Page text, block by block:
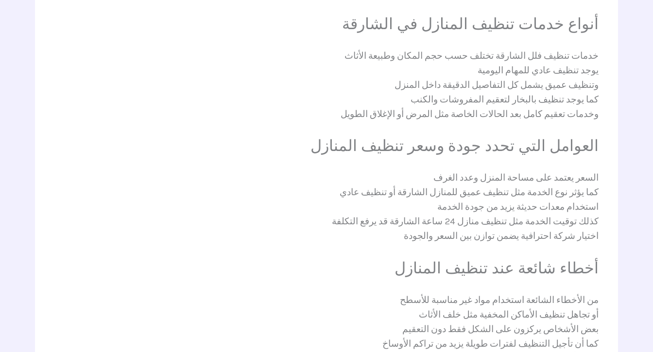
أنواع خدمات تنظيف المنازل في الشارقة
خدمات تنظيف فلل الشارقة تختلف حسب حجم المكان وطبيعة الأثاث
يوجد تنظيف عادي للمهام اليومية
وتنظيف عميق يشمل كل التفاصيل الدقيقة داخل المنزل
كما يوجد تنظيف بالبخار لتعقيم المفروشات والكنب
وخدمات تعقيم كامل بعد الحالات الخاصة مثل المرض أو الإغلاق الطويل
العوامل التي تحدد جودة وسعر تنظيف المنازل
السعر يعتمد على مساحة المنزل وعدد الغرف
كما يؤثر نوع الخدمة مثل تنظيف عميق للمنازل الشارقة أو تنظيف عادي
استخدام معدات حديثة يزيد من جودة الخدمة
كذلك توقيت الخدمة مثل تنظيف منازل 24 ساعة الشارقة قد يرفع التكلفة
اختيار شركة احترافية يضمن توازن بين السعر والجودة
أخطاء شائعة عند تنظيف المنازل
من الأخطاء الشائعة استخدام مواد غير مناسبة للأسطح
أو تجاهل تنظيف الأماكن المخفية مثل خلف الأثاث
بعض الأشخاص يركزون على الشكل فقط دون التعقيم
كما أن تأجيل التنظيف لفترات طويلة يزيد من تراكم الأوساخ